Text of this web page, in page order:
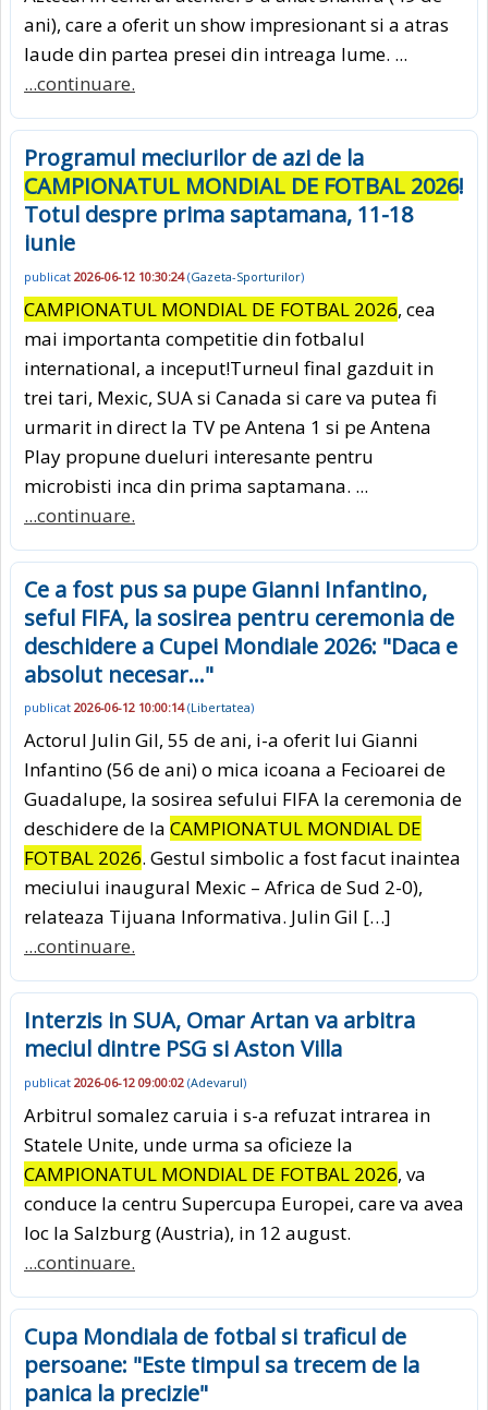
ani), care a oferit un show impresionant si a atras
laude din partea presei din intreaga lume. ...
...continuare.
Programul meciurilor de azi de la
CAMPIONATUL MONDIAL DE FOTBAL 2026!
Totul despre prima saptamana, 11-18
iunie
publicat 2026-06-12 10:30:24(Gazeta-Sporturilor)
CAMPIONATUL MONDIAL DE FOTBAL 2026, cea
mai importanta competitie din fotbalul
international, a inceput!Turneul final gazduit in
trei tari, Mexic, SUA si Canada si care va putea fi
urmarit in direct la TV pe Antena 1 si pe Antena
Play propune dueluri interesante pentru
microbisti inca din prima saptamana. ...
...continuare.
Ce a fost pus sa pupe Gianni Infantino,
seful FIFA, la sosirea pentru ceremonia de
deschidere a Cupei Mondiale 2026: "Daca e
absolut necesar…"
publicat 2026-06-12 10:00:14(Libertatea)
Actorul Julin Gil, 55 de ani, i-a oferit lui Gianni
Infantino (56 de ani) o mica icoana a Fecioarei de
Guadalupe, la sosirea sefului FIFA la ceremonia de
deschidere de la CAMPIONATUL MONDIAL DE
FOTBAL 2026. Gestul simbolic a fost facut inaintea
meciului inaugural Mexic – Africa de Sud 2-0),
relateaza Tijuana Informativa. Julin Gil […]
...continuare.
Interzis in SUA, Omar Artan va arbitra
meciul dintre PSG si Aston Villa
publicat 2026-06-12 09:00:02 (Adevarul)
Arbitrul somalez caruia i s-a refuzat intrarea in
Statele Unite, unde urma sa oficieze la
CAMPIONATUL MONDIAL DE FOTBAL 2026, va
conduce la centru Supercupa Europei, care va avea
loc la Salzburg (Austria), in 12 august.
...continuare.
Cupa Mondiala de fotbal si traficul de
persoane: "Este timpul sa trecem de la
panica la precizie"